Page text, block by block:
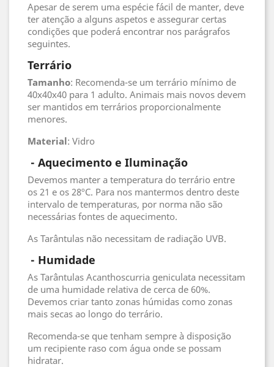
Apesar de serem uma espécie fácil de manter, deve
ter atenção a alguns aspetos e assegurar certas
condições que poderá encontrar nos parágrafos
seguintes.
Terrário
Tamanho: Recomenda-se um terrário mínimo de
40x40x40 para 1 adulto. Animais mais novos devem
ser mantidos em terrários proporcionalmente
menores.
Material: Vidro
- Aquecimento e Iluminação
Devemos manter a temperatura do terrário entre
os 21 e os 28ºC. Para nos mantermos dentro deste
intervalo de temperaturas, por norma não são
necessárias fontes de aquecimento.
As Tarântulas não necessitam de radiação UVB.
- Humidade
As Tarântulas Acanthoscurria geniculata necessitam
de uma humidade relativa de cerca de 60%.
Devemos criar tanto zonas húmidas como zonas
mais secas ao longo do terrário.
Recomenda-se que tenham sempre à disposição
um recipiente raso com água onde se possam
hidratar.